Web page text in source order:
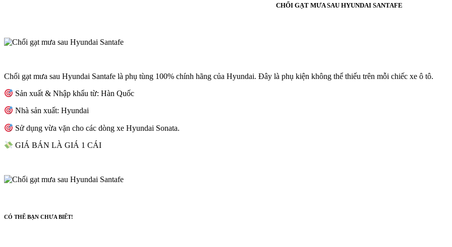
CHỔI GẠT MƯA SAU HYUNDAI SANTAFE
Chổi gạt mưa sau Hyundai Santafe là phụ tùng 100% chính hãng của Hyundai. Đây là phụ kiện không thể thiếu trên mỗi chiếc xe ô tô.
Sản xuất & Nhập khẩu từ: Hàn Quốc
Nhà sản xuất: Hyundai
Sử dụng vừa vặn cho các dòng xe Hyundai Sonata.
GIÁ BÁN LÀ GIÁ 1 CÁI
CÓ THỂ BẠN CHƯA BIẾT!